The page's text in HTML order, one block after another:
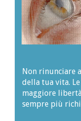
Non rinunciare
della tua vita.
maggiore
sempre più